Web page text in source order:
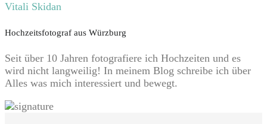
Vitali Skidan
Hochzeitsfotograf aus Würzburg
Seit über 10 Jahren fotografiere ich Hochzeiten und es
wird nicht langweilig! In meinem Blog schreibe ich über
Alles was mich interessiert und bewegt.